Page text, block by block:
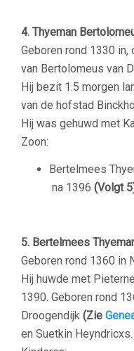
4. Thyeman
Geboren rond 1330 in,
van Bertolomeus van
Hij bezit 1.5 morgen
van de hofstad
Hij was gehuwd met
Zoon:
Bertelmees
na 1396 (Volgt
5. Bertelmees
Geboren rond 1360 in
Hij huwde met
1390. Geboren rond
Droogendijk (Zie
en Suetkin Heyndricxs.